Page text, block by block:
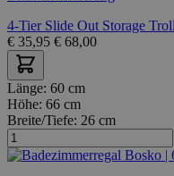
4-Tier Slide Out Storage
€ 35,95 € 68,00
Länge: 60 cm
Höhe: 66 cm
Breite/Tiefe: 26 cm